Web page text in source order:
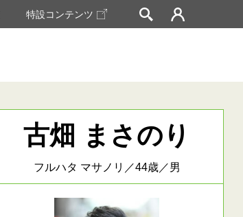
特設コンテンツ
古畑 まさのり
フルハタ マサノリ／44歳／男